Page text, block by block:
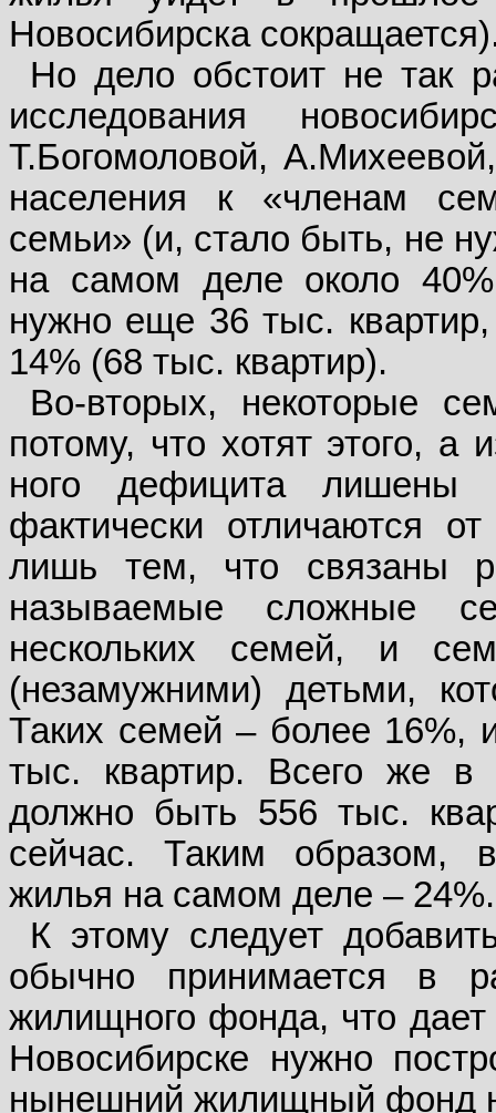
Новосибирска
Но дело обстоит не так
исследования
Т.Богомо­ловой,
населения к «членам
семьи» (и, стало быть, не
на самом деле око­ло
нужно еще 36 тыс.
14% (68 тыс. квартир).
Во-вторых, некоторые
потому, что хотят этого, а
ного дефицита лишены
фактически отличаются
лишь тем, что связаны
называемые сложные
нескольких семей, и
(незамужними) детьми,
Таких семей – более 16%,
тыс. квартир. Всего же
должно быть 556 тыс.
сейчас. Таким образом,
жилья на самом деле – 24%.
К этому следует
обычно принимается в
жилищного фонда, что дает
Новосибир­ске нужно
нынешний жи­лищный фонд